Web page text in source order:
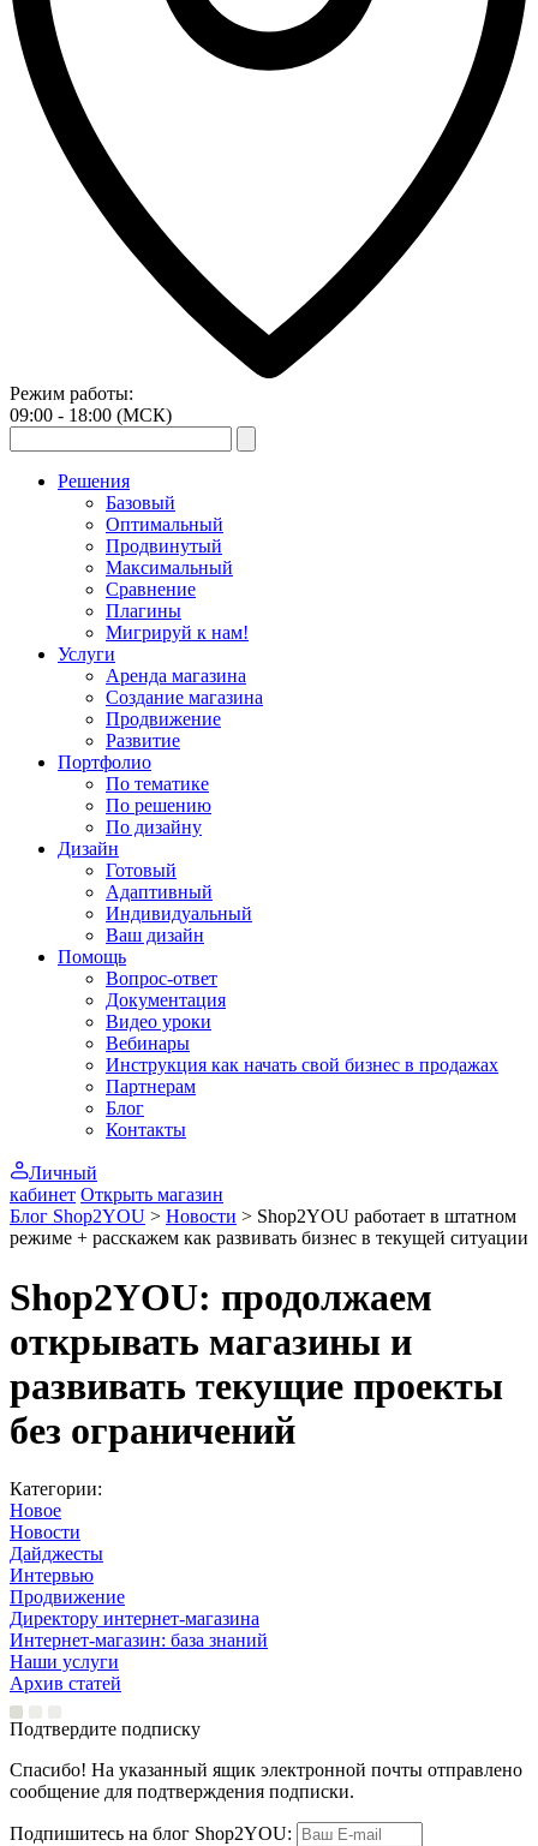
Режим работы:
09:00 - 18:00 (МСК)
Решения
Базовый
Оптимальный
Продвинутый
Максимальный
Сравнение
Плагины
Мигрируй к нам!
Услуги
Аренда магазина
Создание магазина
Продвижение
Развитие
Портфолио
По тематике
По решению
По дизайну
Дизайн
Готовый
Адаптивный
Индивидуальный
Ваш дизайн
Помощь
Вопрос-ответ
Документация
Видео уроки
Вебинары
Инструкция как начать свой бизнес в продажах
Партнерам
Блог
Контакты
Личный
кабинет Открыть магазин
Блог Shop2YOU > Новости > Shop2YOU работает в штатном
режиме + расскажем как развивать бизнес в текущей ситуации
Shop2YOU: продолжаем
открывать магазины и
развивать текущие проекты
без ограничений
Категории:
Новое
Новости
Дайджесты
Интервью
Продвижение
Директору интернет-магазина
Интернет-магазин: база знаний
Наши услуги
Архив статей
Подтвердите подписку
Спасибо! На указанный ящик электронной почты отправлено
сообщение для подтверждения подписки.
Подпишитесь на блог Shop2YOU: